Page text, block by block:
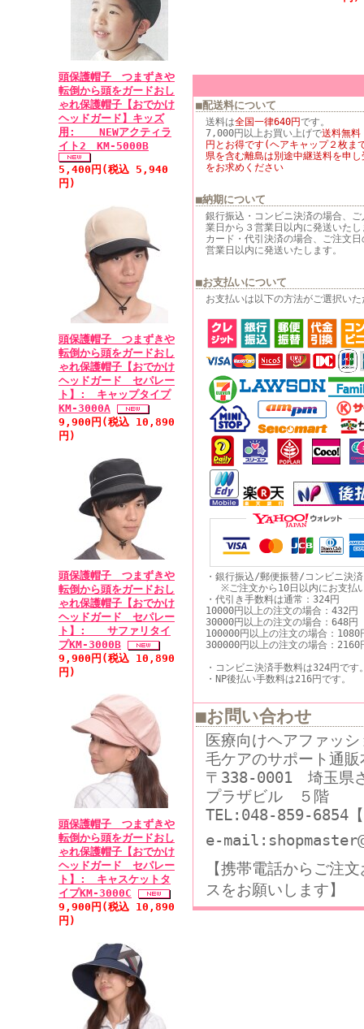
頭保護帽子 つまずきや
転倒から頭をガードおし
ゃれ保護帽子【おでかけ
ヘッドガード】キッズ
用: NEWアクティラ
イト2 KM-5000B
5,400円(税込 5,940
円)
頭保護帽子 つまずきや
転倒から頭をガードおし
ゃれ保護帽子【おでかけ
ヘッドガード セパレー
ト】: キャップタイプ
KM-3000A
9,900円(税込 10,890
円)
頭保護帽子 つまずきや
転倒から頭をガードおし
ゃれ保護帽子【おでかけ
ヘッドガード セパレー
ト】: サファリタイ
プKM-3000B
9,900円(税込 10,890
円)
頭保護帽子 つまずきや
転倒から頭をガードおし
ゃれ保護帽子【おでかけ
ヘッドガード セパレー
ト】: キャスケットタ
イプKM-3000C
9,900円(税込 10,890
円)
■配送料について
送料は全国一律640円です。
7,000円以上お買い上げで送料無料
円とお得です(ヘアキャップ２枚ま
県を含む離島は別途中継送料を申
をお求めください
■納期について
銀行振込・コンビニ決済の場合、
業日から３営業日以内に発送いたし
カード・代引決済の場合、ご注文
営業日以内に発送いたします。
■お支払いについて
お支払いは以下の方法がご選択い
・銀行振込/郵便振替/コンビニ決
※ご注文から10日以内にお支払
・代引き手数料は通常：324円
10000円以上の注文の場合：432円
30000円以上の注文の場合：648円
100000円以上の注文の場合：1080
300000円以上の注文の場合：2160
・コンビニ決済手数料は324円です
・NP後払い手数料は216円です。
■お問い合わせ
医療向けヘアファッ
毛ケアのサポート通
〒338-0001 埼玉県
プラザビル ５階
TEL:048-859-6854
e-
【携帯電話からご注
スをお願いします】